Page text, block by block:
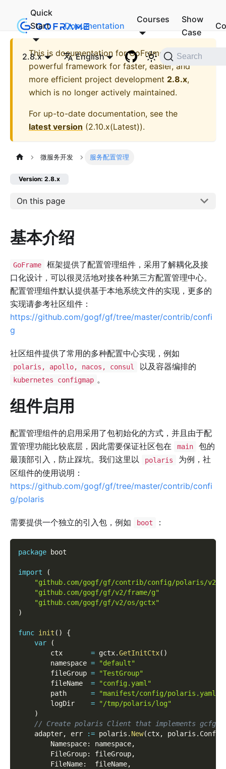
Quick
Start
Documentation
Courses
Show
Case
2.8.x English Search
This is documentation forGoFrame - A
powerful framework for faster, easier, and
more efficient project development 2.8.x,
which is no longer actively maintained.
For up-to-date documentation, see the
latest version (2.10.x(Latest)).
微服务开发 服务配置管理
Version: 2.8.x
On this page
基本介绍
GoFrame
框架提供了配置管理组件，采用了解耦化及接
口化设计，可以很灵活地对接各种第三方配置管理中心。
配置管理组件默认提供基于本地系统文件的实现，更多的
实现请参考社区组件：
https://github.com/gogf/gf/tree/master/contrib/confi
g
社区组件提供了常用的多种配置中心实现，例如
polaris, apollo, nacos, consul 以及容器编排的
kubernetes configmap 。
组件启用
配置管理组件的启用采用了包初始化的方式，并且由于配
置管理功能比较底层，因此需要保证社区包在
main
包的
最顶部引入，防止踩坑。我们这里以
polaris
为例，社
区组件的使用说明：
https://github.com/gogf/gf/tree/master/contrib/confi
g/polaris
需要提供一个独立的引入包，例如 boot ：
package boot
import
(
"github.com/gogf/gf/contrib/config/polaris/v2"
"github.com/gogf/gf/v2/frame/g"
"github.com/gogf/gf/v2/os/gctx"
)
func init ( )
{
var
(
        ctx
= gctx.GetInitCtx( )
        namespace
=
"default"
        fileGroup
=
"TestGroup"
        fileName
=
"config.yaml"
        path
=
"manifest/config/polaris.yaml"
        logDir
=
"/tmp/polaris/log"
)
// Create polaris Client that implements
    adapter
, err := polaris . New(ctx, polaris . Config
        Namespace
: namespace,
        FileGroup
: fileGroup,
        FileName
:
  fileName
,